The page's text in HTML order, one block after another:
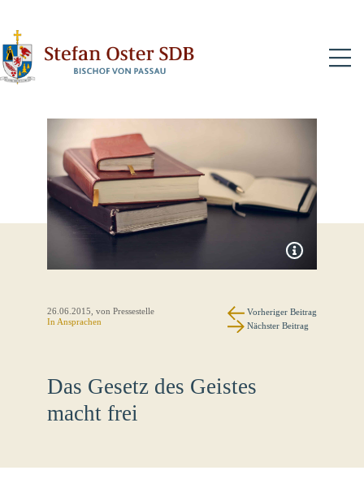
26.06.2015 , von Pressestelle
In Ansprachen
Vorheriger Beitrag
Nächster Beitrag
Das Gesetz des Geistes
macht frei